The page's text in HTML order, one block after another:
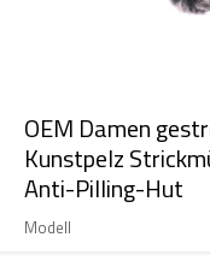
OEM Damen
Kunstpelz
Anti-Pilling-Hut
Modell